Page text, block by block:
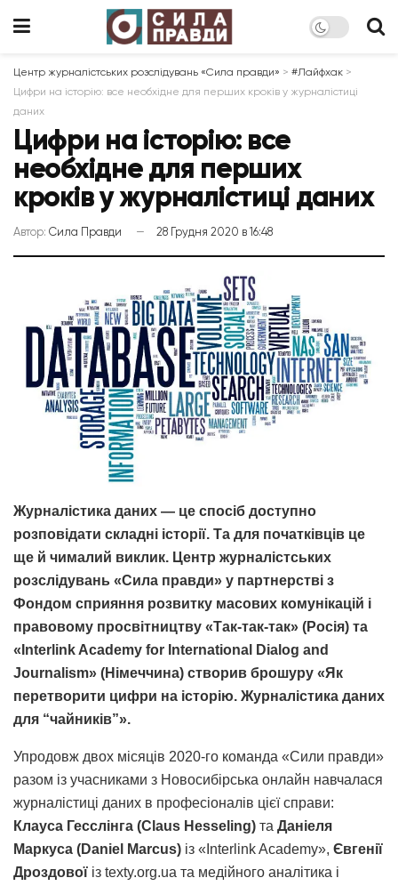
Центр журналістських розслідувань «Сила правди» > #Лайфхак >
Цифри на історію: все необхідне для перших кроків у журналістиці
даних
Цифри на історію: все
необхідне для перших
кроків у журналістиці даних
Автор: Сила Правди 28 Грудня 2020 в 16:48
Журналістика даних — це спосіб доступно
розповідати складні історії. Та для початківців це
ще й чималий виклик. Центр журналістських
розслідувань «Сила правди» у партнерстві з
Фондом сприяння розвитку масових комунікацій і
правовому просвітництву «Так-так-так» (Росія) та
«Interlink Academy for International Dialog and
Journalism» (Німеччина) створив брошуру «Як
перетворити цифри на історію. Журналістика даних
для “чайників”».
Упродовж двох місяців 2020-го команда «Сили правди»
разом із учасниками з Новосибірська онлайн навчалася
журналістиці даних в професіоналів цієї справи:
Клауса Гесслінга (Claus Hesseling) та Даніеля
Маркуса (Daniel Marcus) із «Interlink Academy», Євгенії
Дроздової із texty.org.ua та медійного аналітика і